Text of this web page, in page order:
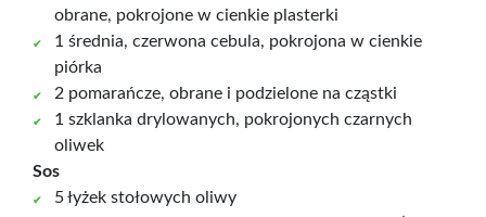
obrane, pokrojone w cienkie plasterki
1 średnia, czerwona cebula, pokrojona w cienkie
piórka
2 pomarańcze, obrane i podzielone na cząstki
1 szklanka drylowanych, pokrojonych czarnych
oliwek
Sos
5 łyżek stołowych oliwy